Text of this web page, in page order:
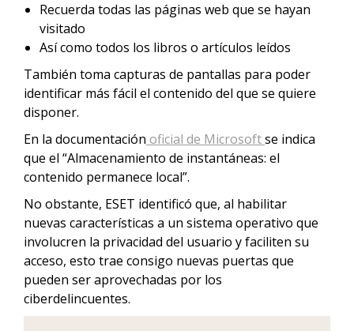
Recuerda todas las páginas web que se hayan
visitado
Así como todos los libros o artículos leídos
También toma capturas de pantallas para poder
identificar más fácil el contenido del que se quiere
disponer.
En la documentación oficial de Microsoftse indica
que el “Almacenamiento de instantáneas: el
contenido permanece local”.
No obstante, ESET identificó que, al habilitar
nuevas características a un sistema operativo que
involucren la privacidad del usuario y faciliten su
acceso, esto trae consigo nuevas puertas que
pueden ser aprovechadas por los
ciberdelincuentes.